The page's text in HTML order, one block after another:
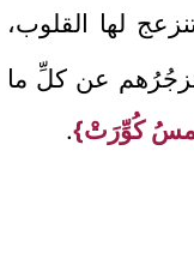
لها القلوب،
عن كلِّ ما
كُوِّرَتْ}.